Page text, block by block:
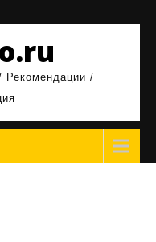
Рекомендации /